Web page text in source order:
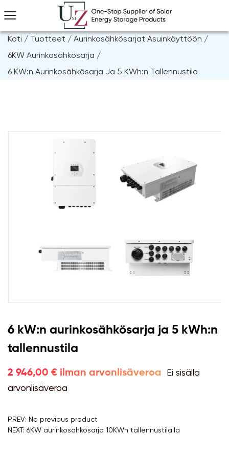
Koti / Tuotteet / Aurinkosähkösarjat Asuinkäyttöön /
6KW Aurinkosähkösarja /
6 KW:n Aurinkosähkösarja Ja 5 KWh:n Tallennustila
6 kW:n aurinkosähkösarja ja 5 kWh:n
tallennustila
2 946,00 € ilman arvonlisäveroa Ei sisällä
arvonlisäveroa
PREV: No previous product
NEXT: 6KW aurinkosähkösarja 10KWh tallennustilalla